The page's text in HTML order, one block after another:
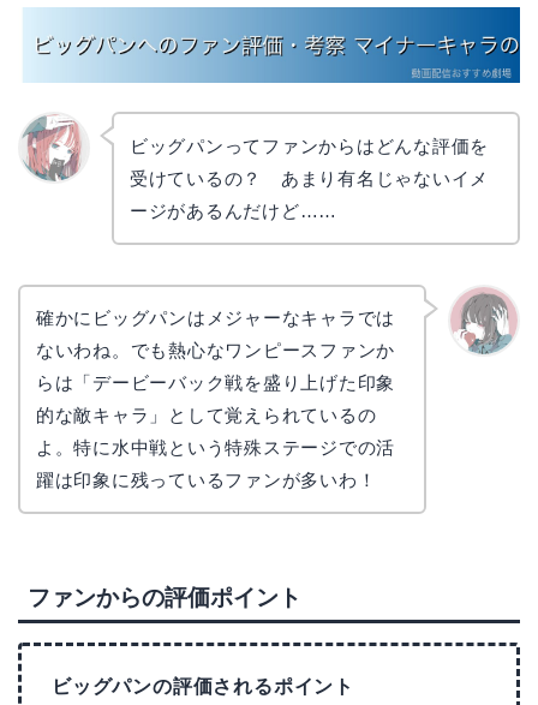
ビッグパンってファンからはどんな評価を
受けているの？ あまり有名じゃないイメ
ージがあるんだけど……
確かにビッグパンはメジャーなキャラでは
ないわね。でも熱心なワンピースファンか
らは「デービーバック戦を盛り上げた印象
的な敵キャラ」として覚えられているの
よ。特に水中戦という特殊ステージでの活
躍は印象に残っているファンが多いわ！
ファンからの評価ポイント
ビッグパンの評価されるポイント